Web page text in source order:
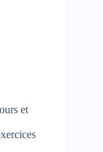
et